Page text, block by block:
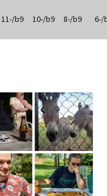
11-/b9 10-/b9 8-/b9 6-/